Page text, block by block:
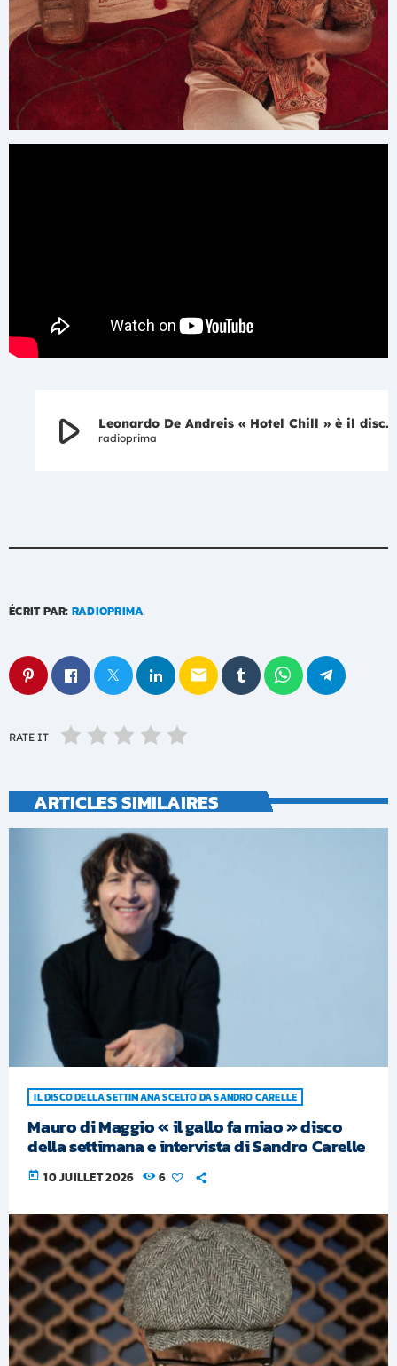
play_arrow Leonardo De Andreis « Hotel Chill » è il disco della settimana …intervista di Sandro Carelle
radioprima
ÉCRIT PAR: RADIOPRIMA
email
RATE IT
ARTICLES SIMILAIRES
IL DISCO DELLA SETTIMANA SCELTO DA SANDRO CARELLE
Mauro di Maggio « il gallo fa miao » disco
della settimana e intervista di Sandro Carelle
today 10 JUILLET 2026 6